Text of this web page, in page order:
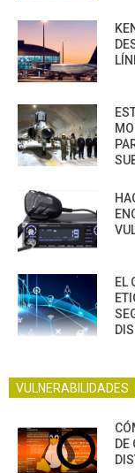
EL
VULNERABILIDADES
DE